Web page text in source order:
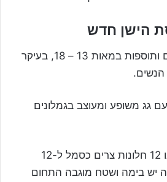
הישן חדש
בית הכנסת עבר שינויים ותוספות במאות 13 – 18, בעיקר
הנשים.
גג משופע ומעוצב בגמלונים
באולם בית הכנסת נבנו 12 חלונות צרים כסמל ל-12
יש בימה ושטח מוגבה התחום